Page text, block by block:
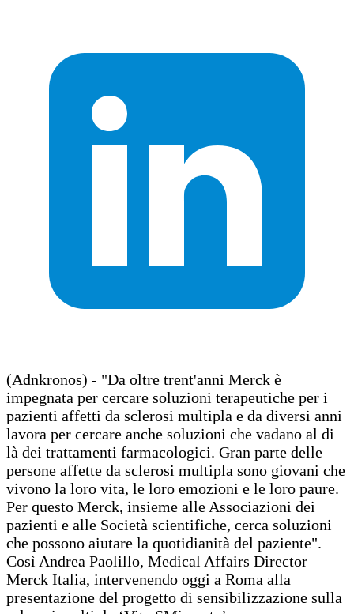
(Adnkronos) - "Da oltre trent'anni Merck è
impegnata per cercare soluzioni terapeutiche per i
pazienti affetti da sclerosi multipla e da diversi anni
lavora per cercare anche soluzioni che vadano al di
là dei trattamenti farmacologici. Gran parte delle
persone affette da sclerosi multipla sono giovani che
vivono la loro vita, le loro emozioni e le loro paure.
Per questo Merck, insieme alle Associazioni dei
pazienti e alle Società scientifiche, cerca soluzioni
che possono aiutare la quotidianità del paziente".
Così Andrea Paolillo, Medical Affairs Director
Merck Italia, intervenendo oggi a Roma alla
presentazione del progetto di sensibilizzazione sulla